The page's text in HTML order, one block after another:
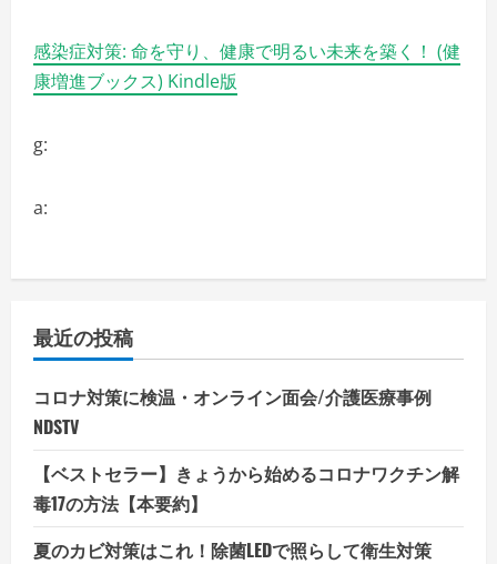
く
だ
さ
い
感染症対策: 命を守り、健康で明るい未来を築く！ (健
康増進ブックス) Kindle版
g:
a:
最近の投稿
コロナ対策に検温・オンライン面会/介護医療事例
NDSTV
【ベストセラー】きょうから始めるコロナワクチン解
毒17の方法【本要約】
夏のカビ対策はこれ！除菌LEDで照らして衛生対策